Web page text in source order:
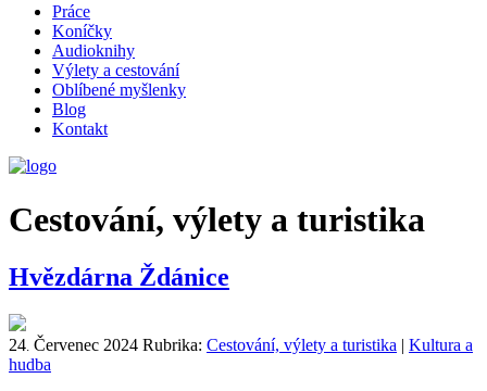
Práce
Koníčky
Audioknihy
Výlety a cestování
Oblíbené myšlenky
Blog
Kontakt
Cestování, výlety a turistika
Hvězdárna Ždánice
24. Červenec 2024 Rubrika: Cestování, výlety a turistika | Kultura a
hudba